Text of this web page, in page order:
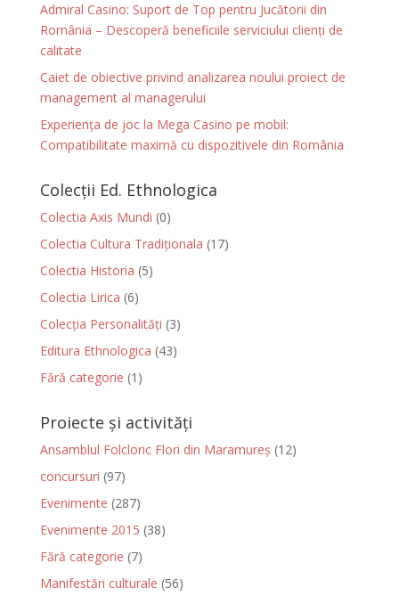
Admiral Casino: Suport de Top pentru Jucătorii din
România – Descoperă beneficiile serviciului clienți de
calitate
Caiet de obiective privind analizarea noului proiect de
management al managerului
Experiența de joc la Mega Casino pe mobil:
Compatibilitate maximă cu dispozitivele din România
Colecții Ed. Ethnologica
Colectia Axis Mundi (0)
Colectia Cultura Tradiționala (17)
Colectia Historia (5)
Colectia Lirica (6)
Colecția Personalități (3)
Editura Ethnologica (43)
Fără categorie (1)
Proiecte și activități
Ansamblul Folcloric Flori din Maramureș (12)
concursuri (97)
Evenimente (287)
Evenimente 2015 (38)
Fără categorie (7)
Manifestări culturale (56)